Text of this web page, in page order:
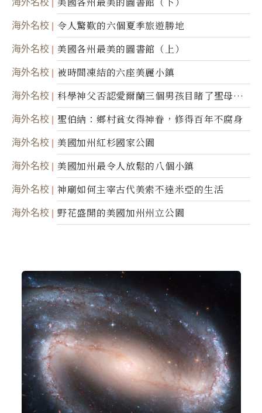
海外名校 令人驚歎的六個夏季旅遊勝地
海外名校 美國各州最美的圖書館（上）
海外名校 被時間凍結的六座美麗小鎮
海外名校
科學神父否認愛爾蘭三個男孩目睹了聖母顯
靈
海外名校 聖伯納：鄉村貧女得神眷，修得百年不腐身
海外名校 美國加州紅杉國家公園
海外名校 美國加州最令人放鬆的八個小鎮
海外名校 神廟如何主宰古代美索不達米亞的生活
海外名校 野花盛開的美國加州州立公園